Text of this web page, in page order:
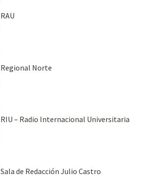
RAU
Regional Norte
RIU – Radio Internacional Universitaria
Sala de Redacción Julio Castro